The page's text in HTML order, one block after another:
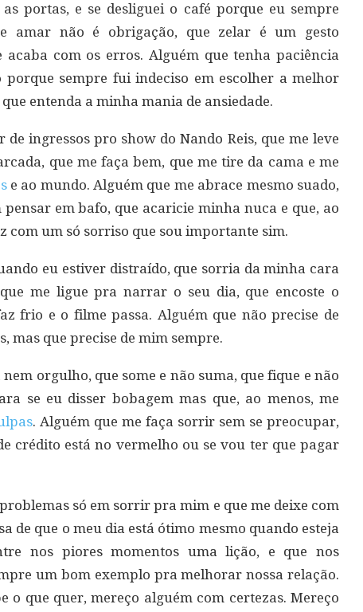
portas, e se desliguei o café porque eu sempre
amar não é obrigação, que zelar é um gesto
com os erros. Alguém que tenha paciência
porque sempre fui indeciso em escolher a melhor
entenda a minha mania de ansiedade.
ingressos pro show do Nando Reis, que me leve
que me faça bem, que me tire da cama e me
e ao mundo. Alguém que me abrace mesmo suado,
pensar em bafo, que acaricie minha nuca e que, ao
com um só sorriso que sou importante sim.
eu estiver distraído, que sorria da minha cara
me ligue pra narrar o seu dia, que encoste o
frio e o filme passa. Alguém que não precise de
mas que precise de mim sempre.
orgulho, que some e não suma, que fique e não
se eu disser bobagem mas que, ao menos, me
. Alguém que me faça sorrir sem se preocupar,
crédito está no vermelho ou se vou ter que pagar
só em sorrir pra mim e que me deixe com
de que o meu dia está ótimo mesmo quando esteja
nos piores momentos uma lição, e que nos
um bom exemplo pra melhorar nossa relação.
o que quer, mereço alguém com certezas. Mereço